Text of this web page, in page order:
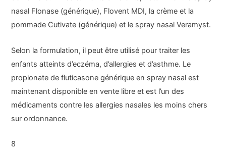
nasal Flonase (générique), Flovent MDI, la crème et la
pommade Cutivate (générique) et le spray nasal Veramyst.
Selon la formulation, il peut être utilisé pour traiter les
enfants atteints d’eczéma, d’allergies et d’asthme. Le
propionate de fluticasone générique en spray nasal est
maintenant disponible en vente libre et est l’un des
médicaments contre les allergies nasales les moins chers
sur ordonnance.
8